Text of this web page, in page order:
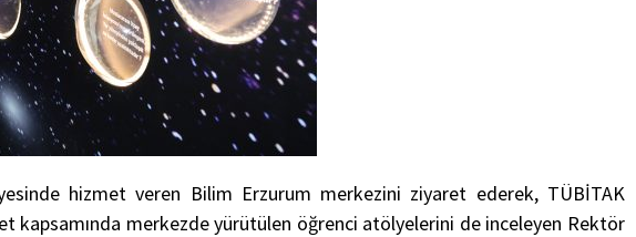
hizmet veren Bilim Erzurum merkezini ziyaret ederek, TÜBİTAK
kapsamında merkezde yürütülen öğrenci atölyelerini de inceleyen Rektör